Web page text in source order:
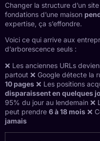
Changer la structure d’un
fondations d’une maison
expertise, ça s’effondre.
Voici ce qui arrive aux
d’arborescence seuls :
❌ Les anciennes URLs
partout ❌ Google détecte la
10 pages ❌ Les positions
disparaissent en quelques
95% du jour au lendemain ❌
peut prendre 6 à 18 mois ❌
jamais